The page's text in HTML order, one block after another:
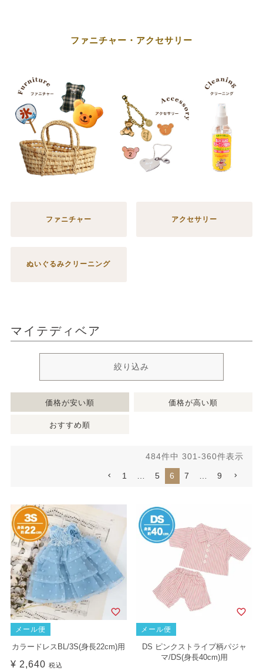
ファニチャー・アクセサリー
ファニチャー アクセサリー
ぬいぐるみクリーニング
マイテディベア
絞り込み
価格が安い順 価格が高い順
おすすめ順
484件中 301-360件表示
1 5 6 7 9
メール便
カラードレスBL/3S(身長22cm)用
¥ 2,640 税込
メール便
DS ピンクストライプ柄パジャ
マ/DS(身長40cm)用